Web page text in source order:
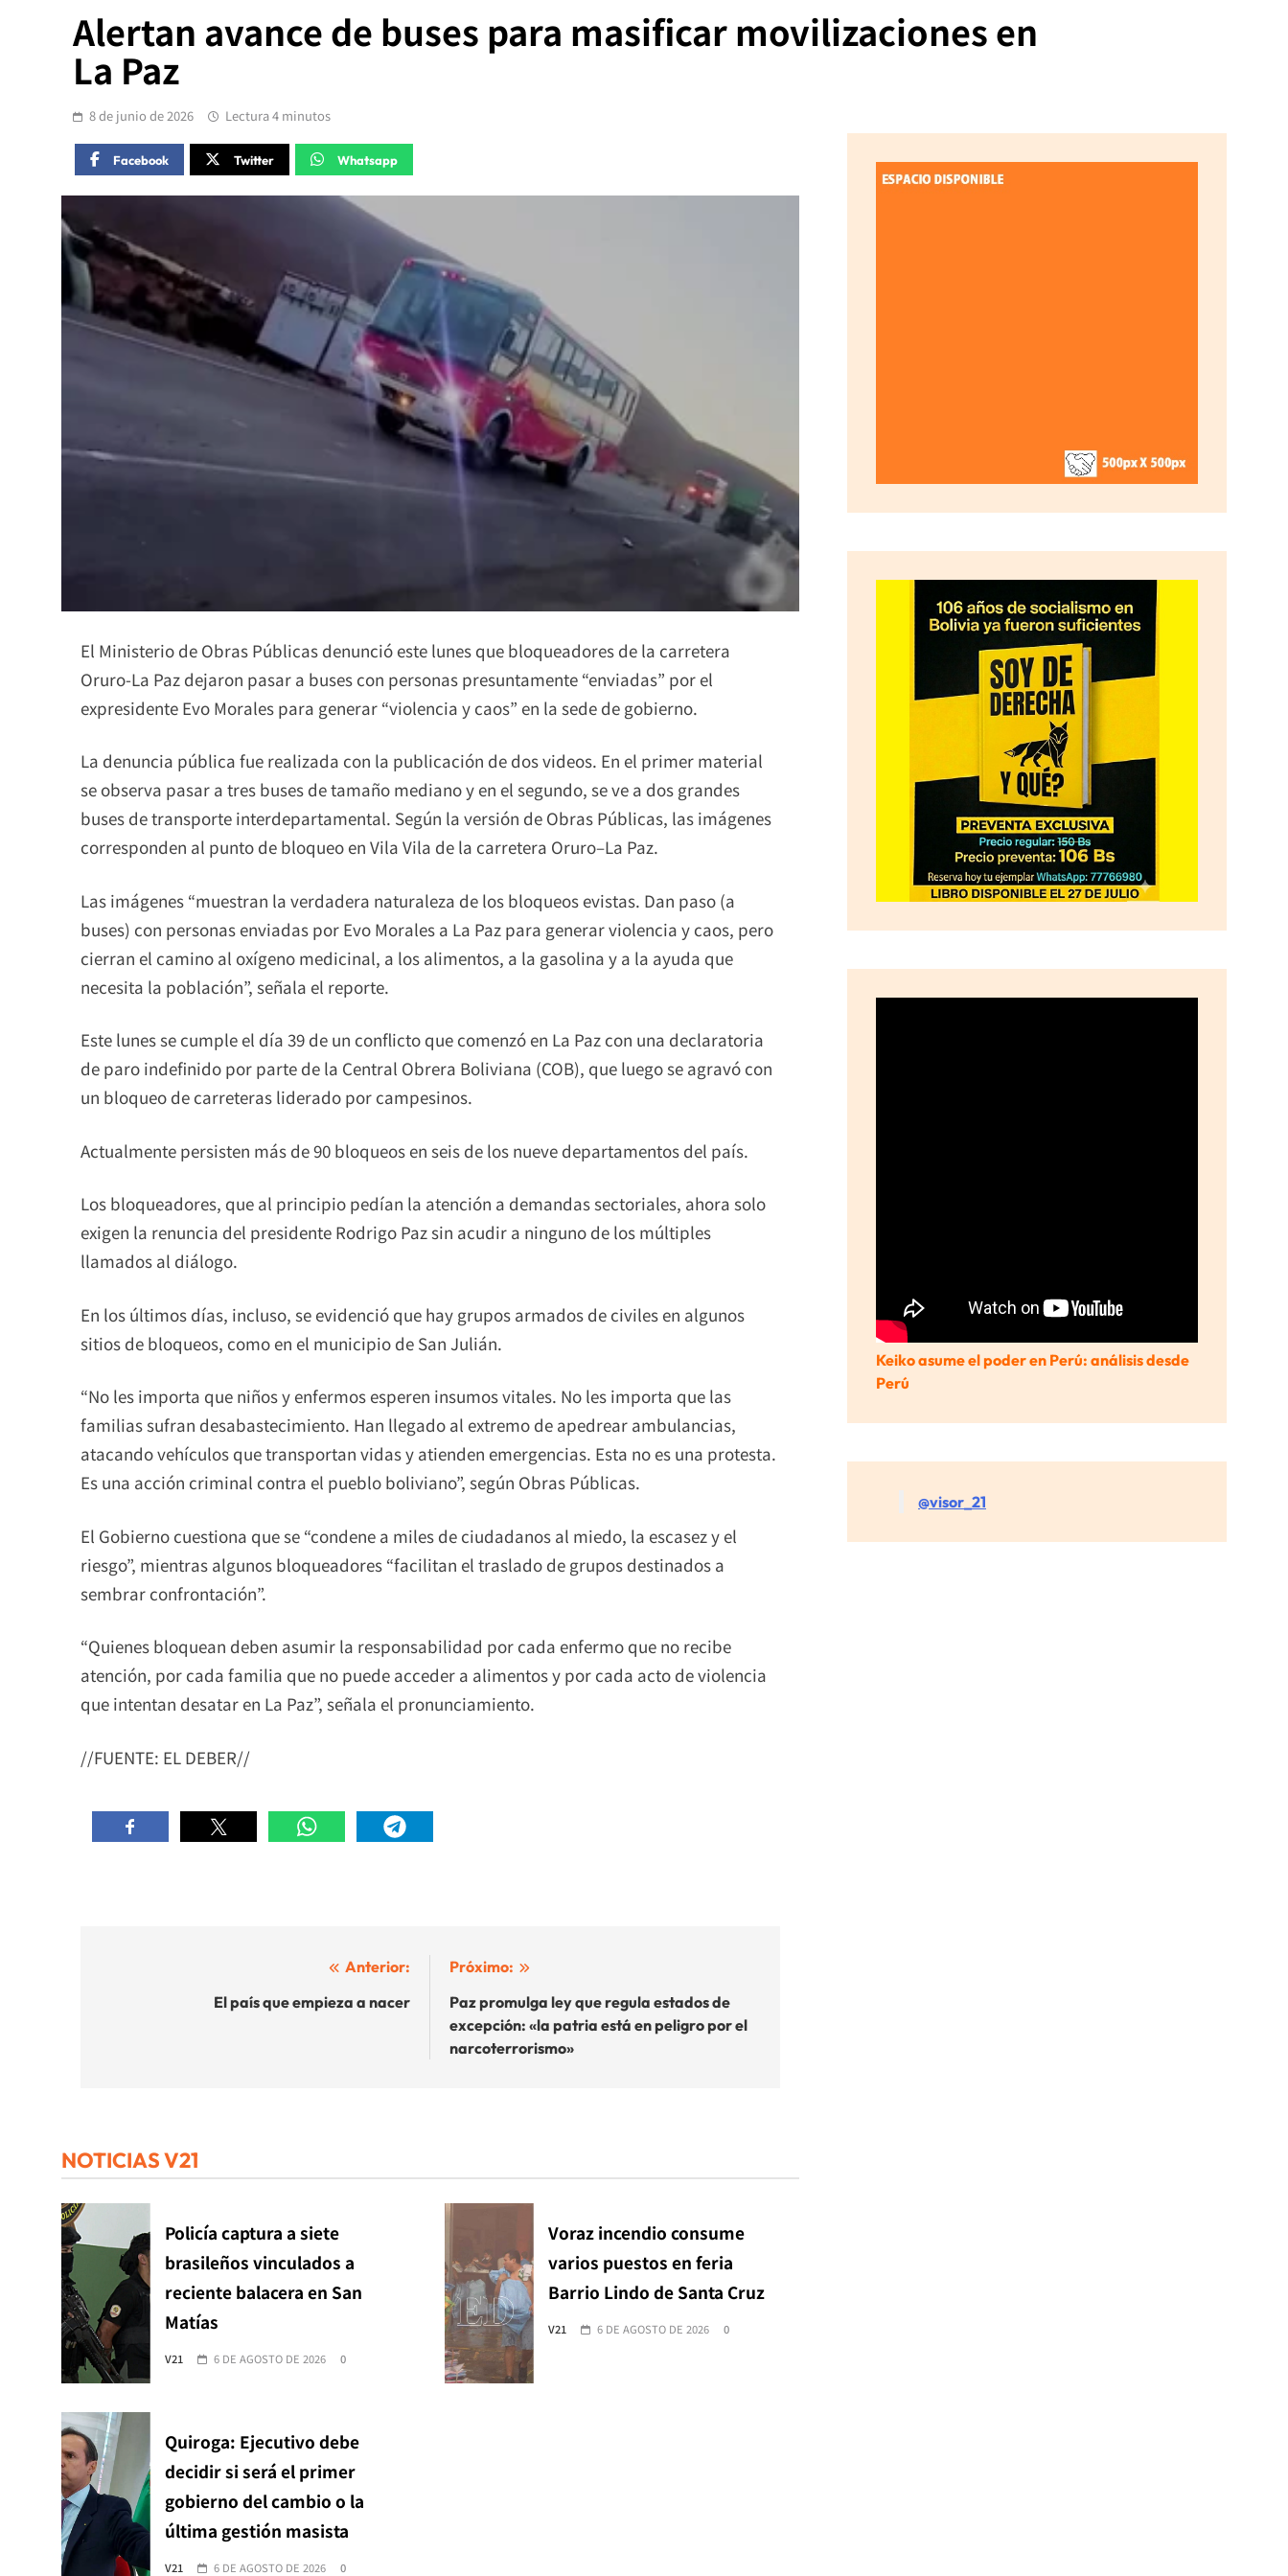
Alertan avance de buses para masificar movilizaciones en
La Paz
8 de junio de 2026 Lectura 4 minutos
Facebook Twitter Whatsapp
El Ministerio de Obras Públicas denunció este lunes que bloqueadores de la carretera
Oruro-La Paz dejaron pasar a buses con personas presuntamente “enviadas” por el
expresidente Evo Morales para generar “violencia y caos” en la sede de gobierno.
La denuncia pública fue realizada con la publicación de dos videos. En el primer material
se observa pasar a tres buses de tamaño mediano y en el segundo, se ve a dos grandes
buses de transporte interdepartamental. Según la versión de Obras Públicas, las imágenes
corresponden al punto de bloqueo en Vila Vila de la carretera Oruro–La Paz.
Las imágenes “muestran la verdadera naturaleza de los bloqueos evistas. Dan paso (a
buses) con personas enviadas por Evo Morales a La Paz para generar violencia y caos, pero
cierran el camino al oxígeno medicinal, a los alimentos, a la gasolina y a la ayuda que
necesita la población”, señala el reporte.
Este lunes se cumple el día 39 de un conflicto que comenzó en La Paz con una declaratoria
de paro indefinido por parte de la Central Obrera Boliviana (COB), que luego se agravó con
un bloqueo de carreteras liderado por campesinos.
Actualmente persisten más de 90 bloqueos en seis de los nueve departamentos del país.
Los bloqueadores, que al principio pedían la atención a demandas sectoriales, ahora solo
exigen la renuncia del presidente Rodrigo Paz sin acudir a ninguno de los múltiples
llamados al diálogo.
En los últimos días, incluso, se evidenció que hay grupos armados de civiles en algunos
sitios de bloqueos, como en el municipio de San Julián.
“No les importa que niños y enfermos esperen insumos vitales. No les importa que las
familias sufran desabastecimiento. Han llegado al extremo de apedrear ambulancias,
atacando vehículos que transportan vidas y atienden emergencias. Esta no es una protesta.
Es una acción criminal contra el pueblo boliviano”, según Obras Públicas.
El Gobierno cuestiona que se “condene a miles de ciudadanos al miedo, la escasez y el
riesgo”, mientras algunos bloqueadores “facilitan el traslado de grupos destinados a
sembrar confrontación”.
“Quienes bloquean deben asumir la responsabilidad por cada enfermo que no recibe
atención, por cada familia que no puede acceder a alimentos y por cada acto de violencia
que intentan desatar en La Paz”, señala el pronunciamiento.
//FUENTE: EL DEBER//
Anterior:
El país que empieza a nacer
Próximo:
Paz promulga ley que regula estados de
excepción: «la patria está en peligro por el
narcoterrorismo»
NOTICIAS V21
Policía captura a siete
brasileños vinculados a
reciente balacera en San
Matías
V21 6 DE AGOSTO DE 2026 0
Voraz incendio consume
varios puestos en feria
Barrio Lindo de Santa Cruz
V21 6 DE AGOSTO DE 2026 0
Quiroga: Ejecutivo debe
decidir si será el primer
gobierno del cambio o la
última gestión masista
V21 6 DE AGOSTO DE 2026 0
Keiko asume el poder en Perú: análisis desde
Perú
@visor_21